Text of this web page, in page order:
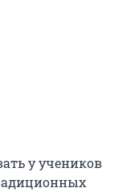
у учеников